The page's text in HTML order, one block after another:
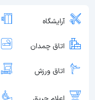
آرایشگاه
اتاق چمدان
اتاق ورزش